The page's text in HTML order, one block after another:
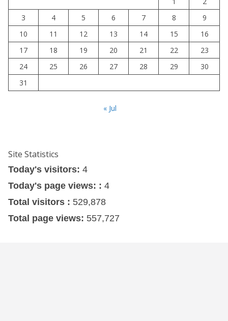
3
4 5 6 7 8
9
10
11 12 13 14 15
16
17
18 19 20 21 22
23
24
25 26 27 28 29
30
31
« Jul
Site Statistics
Today's visitors: 4
Today's page views: : 4
Total visitors : 529,878
Total page views: 557,727